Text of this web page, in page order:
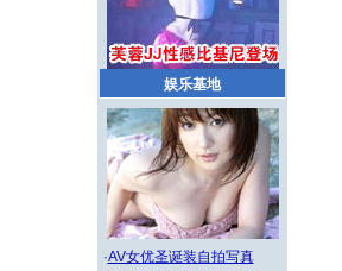
娱乐基地
·AV女优圣诞装自拍写真